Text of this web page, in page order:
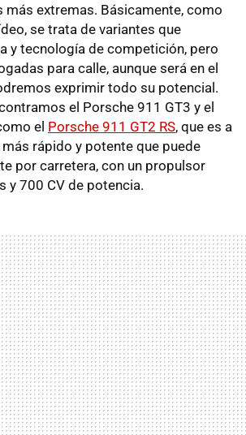
más extremas. Básicamente, como
se trata de variantes que
y tecnología de competición, pero
para calle, aunque será en el
exprimir todo su potencial.
el Porsche 911 GT3 y el
el Porsche 911 GT2 RS, que es a
rápido y potente que puede
por carretera, con un propulsor
y 700 CV de potencia.